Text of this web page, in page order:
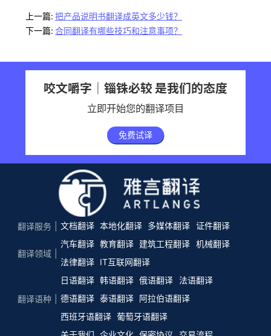
上一篇: 把产品说明书翻译成英文多少钱？
下一篇: 合同翻译有哪些技巧和注意事项？
咬文嚼字｜锱铢必较 是我们的态度
立即开始您的翻译项目
免费试译
翻译服务 文档翻译 本地化翻译 多媒体翻译 证件翻译
翻译领域
汽车翻译 教育翻译 建筑工程翻译 机械翻译
法律翻译
IT互联网翻译
翻译语种
日语翻译 韩语翻译 俄语翻译
法语翻译
德语翻译 泰语翻译 阿拉伯语翻译
西班牙语翻译 葡萄牙语翻译